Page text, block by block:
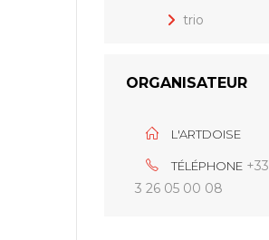
trio
ORGANISATEUR
L'ARTDOISE
TÉLÉPHONE +33
3 26 05 00 08